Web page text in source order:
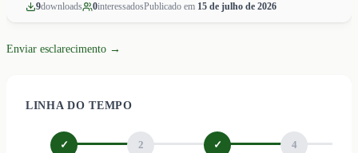
9downloads 0interessadosPublicado em 15 de julho de 2026
Enviar esclarecimento →
LINHA DO TEMPO
✓ 2 ✓ 4